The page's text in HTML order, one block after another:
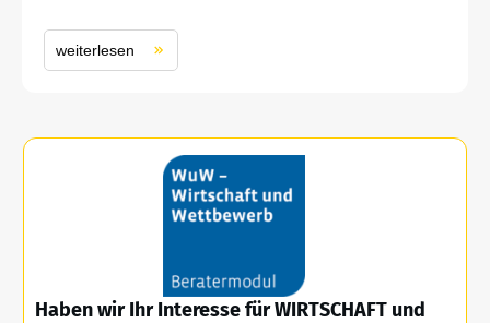
weiterlesen
Haben wir Ihr Interesse für WIRTSCHAFT und